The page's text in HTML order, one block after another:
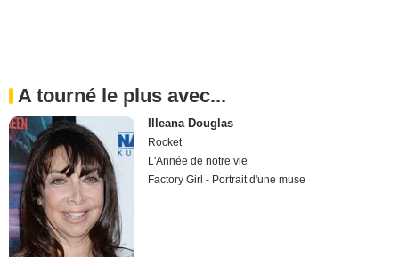
A tourné le plus avec...
Illeana Douglas
Rocket
L'Année de notre vie
Factory Girl - Portrait d'une muse